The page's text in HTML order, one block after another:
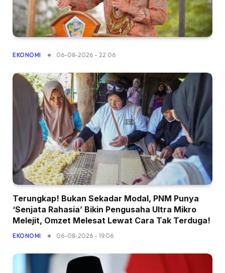
EKONOMI 06-08-2026 - 22.06
Terungkap! Bukan Sekadar Modal, PNM Punya
‘Senjata Rahasia’ Bikin Pengusaha Ultra Mikro
Melejit, Omzet Melesat Lewat Cara Tak Terduga!
EKONOMI 06-08-2026 - 19.06